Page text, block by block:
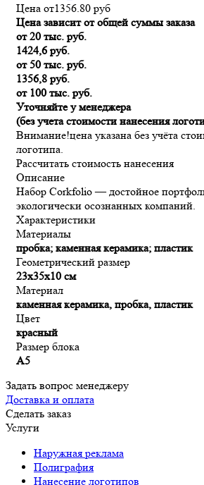
Цена от1356.80 руб
Цена зависит от общей суммы заказа
от 20 тыс. руб.
1424,6 руб.
от 50 тыс. руб.
1356,8 руб.
от 100 тыс. руб.
Уточняйте у менеджера
(без учета стоимости нанесения
Внимание!цена указана без учёта
логотипа.
Рассчитать стоимость нанесения
Описание
Набор Corkfolio — достойное
экологически осознанных компаний.
Характеристики
Материалы
пробка; каменная керамика; пластик
Геометрический размер
23х35х10 см
Материал
каменная керамика, пробка, пластик
Цвет
красный
Размер блока
А5
Задать вопрос менеджеру
Доставка и оплата
Сделать заказ
Услуги
Наружная реклама
Полиграфия
Нанесение логотипов